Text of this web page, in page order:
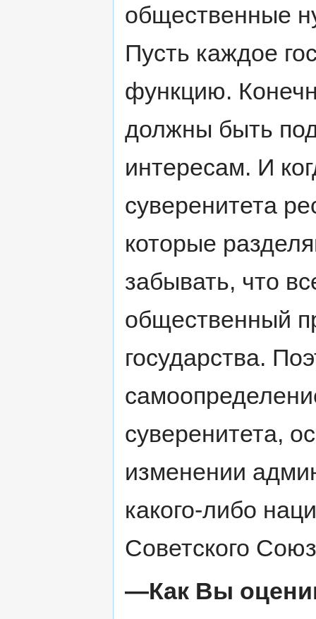
общественные
Пусть каждое
функцию.
должны быть
интересам. И
суверенитета
которые
забывать, что
общественный
государства.
суверенитета,
изменении
какого-либо
Советского
—Как Вы